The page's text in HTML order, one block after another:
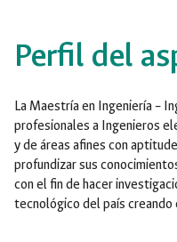
Perfil del
La Maestría en Ingeniería –
profesionales a Ingenieros
y de áreas afines con
profundizar sus
con el fin de hacer
tecnológico del país creando